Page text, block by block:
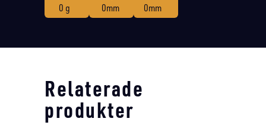
0 g
0mm
0mm
Relaterade
produkter